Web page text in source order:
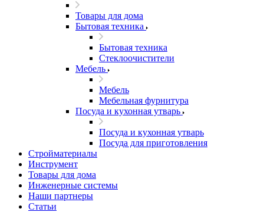
Товары для дома
Бытовая техника
Бытовая техника
Стеклоочистители
Мебель
Мебель
Мебельная фурнитура
Посуда и кухонная утварь
Посуда и кухонная утварь
Посуда для приготовления
Стройматериалы
Инструмент
Товары для дома
Инженерные системы
Наши партнеры
Статьи